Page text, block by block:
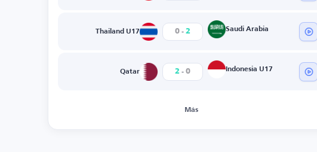
Thailand U17 0 - 2 Saudi Arabia
Qatar 2 - 0 Indonesia U17
Más